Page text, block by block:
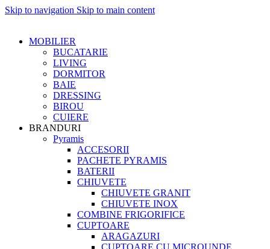
Skip to navigation Skip to main content
MOBILIER
BUCATARIE
LIVING
DORMITOR
BAIE
DRESSING
BIROU
CUIERE
BRANDURI
Pyramis
ACCESORII
PACHETE PYRAMIS
BATERII
CHIUVETE
CHIUVETE GRANIT
CHIUVETE INOX
COMBINE FRIGORIFICE
CUPTOARE
ARAGAZURI
CUPTOARE CU MICROUNDE